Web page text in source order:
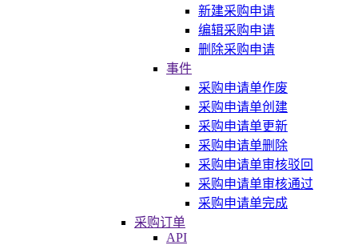
新建采购申请
编辑采购申请
删除采购申请
事件
采购申请单作废
采购申请单创建
采购申请单更新
采购申请单删除
采购申请单审核驳回
采购申请单审核通过
采购申请单完成
采购订单
API